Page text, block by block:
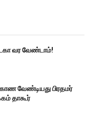
வர வேண்டாம்!
காண வேண்டியது பிரதமர்
தாகூர்